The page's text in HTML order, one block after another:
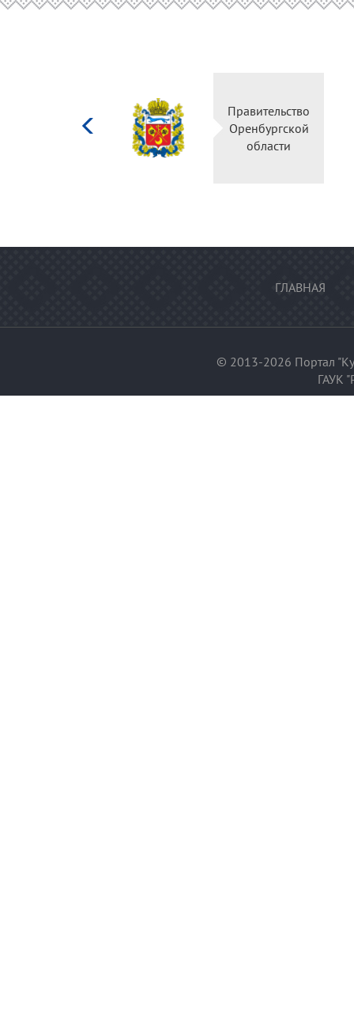
Российской
Правительство
Оренбургской
области
ГЛАВНАЯ
© 2013-2026 Портал
ГАУК